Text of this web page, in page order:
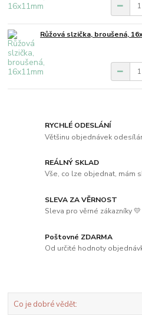
Růžová slzička, broušená,
RYCHLÉ ODESLÁNÍ
Většinu objednávek
REÁLNÝ SKLAD
Vše, co lze objednat, mám
SLEVA ZA VĚRNOST
Sleva pro věrné zákazníky 💛
Poštovné ZDARMA
Od určité hodnoty
Co je dobré vědět: